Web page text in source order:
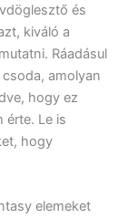
és
kiváló a
Ráadásul
amolyan
hogy ez
érte. Le is
hogy
elemeket